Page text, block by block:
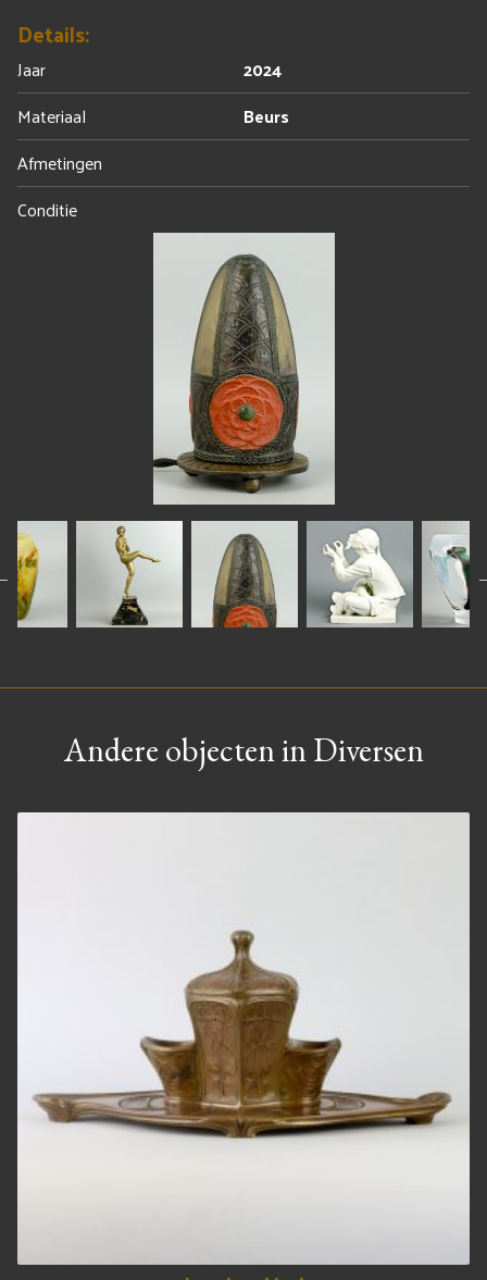
Details:
Jaar
2024
Materiaal
Beurs
Afmetingen
Conditie
Andere objecten in Diversen